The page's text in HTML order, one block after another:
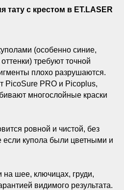
тату с крестом в ET.LASER
(особенно синие,
требуют точной
плохо разрушаются.
PicoSure PRO и Picoplus,
многослойные краски
ровной и чистой, без
купола были цветными и
шее, ключицах, груди,
видимого результата.